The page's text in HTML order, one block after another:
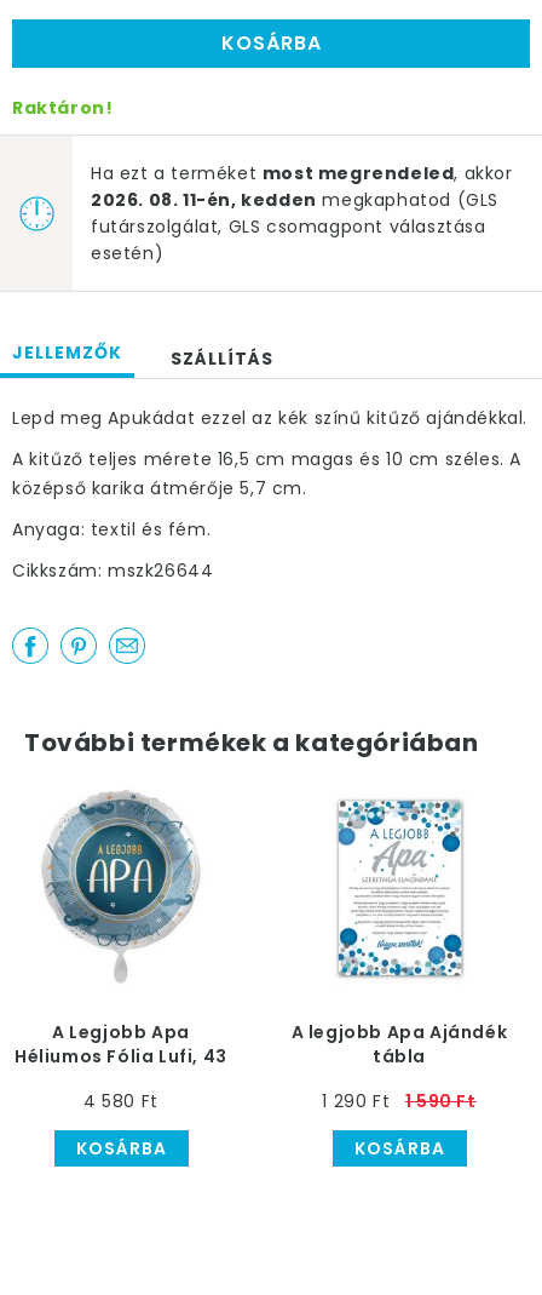
KOSÁRBA
Raktáron!
Ha ezt a terméket most megrendeled, akkor
2026. 08. 11-én, kedden megkaphatod (GLS
futárszolgálat, GLS csomagpont választása
esetén)
JELLEMZŐK SZÁLLÍTÁS
Lepd meg Apukádat ezzel az kék színű kitűző ajándékkal.
A kitűző teljes mérete 16,5 cm magas és 10 cm széles. A
középső karika átmérője 5,7 cm.
Anyaga: textil és fém.
Cikkszám: mszk26644
További termékek a kategóriában
A Legjobb Apa
Héliumos Fólia Lufi, 43
4 580 Ft
KOSÁRBA
A legjobb Apa Ajándék
tábla
1 290 Ft
1 590 Ft
KOSÁRBA